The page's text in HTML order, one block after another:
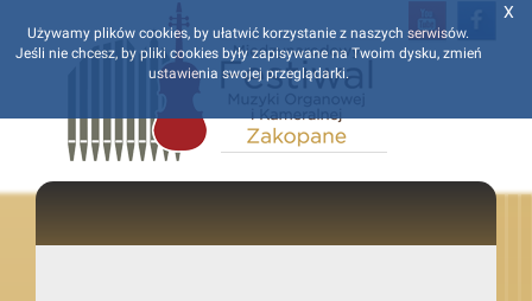
Używamy plików cookies, by ułatwić korzystanie z naszych serwisów.
Jeśli nie chcesz, by pliki cookies były zapisywane na Twoim dysku, zmień
ustawienia swojej przeglądarki.
X